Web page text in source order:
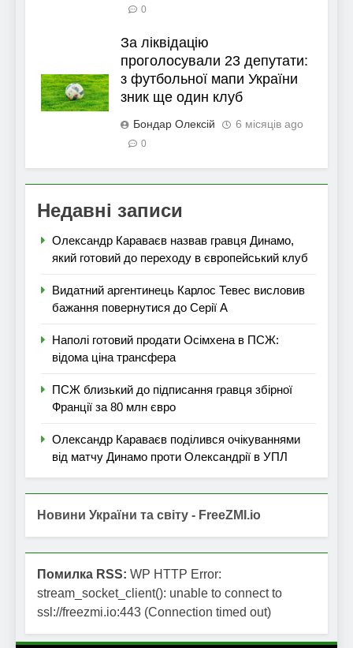
0
За ліквідацію
проголосували 23 депутати:
з футбольної мапи України
зник ще один клуб
Бондар Олексій 6 місяців ago
0
Недавні записи
Олександр Караваєв назвав гравця Динамо,
який готовий до переходу в європейський клуб
Видатний аргентинець Карлос Тевес висловив
бажання повернутися до Серії А
Наполі готовий продати Осімхена в ПСЖ:
відома ціна трансфера
ПСЖ близький до підписання гравця збірної
Франції за 80 млн євро
Олександр Караваєв поділився очікуваннями
від матчу Динамо проти Олександрії в УПЛ
Новини України та світу - FreeZMI.io
Помилка RSS: WP HTTP Error:
stream_socket_client(): unable to connect to
ssl://freezmi.io:443 (Connection timed out)